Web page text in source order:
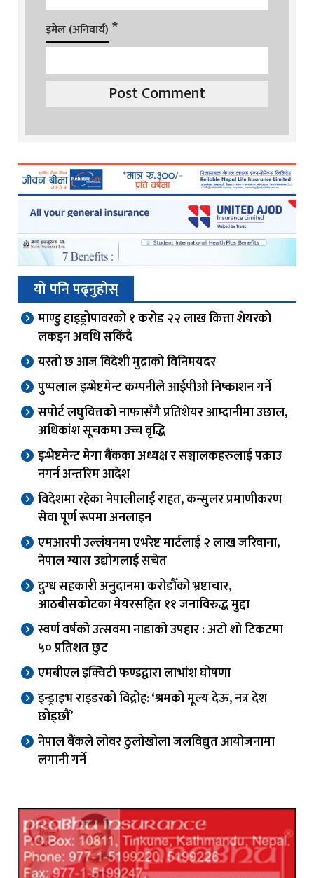
इमेल (अनिवार्य) *
यो पनि पढ्नुहोस्
माण्डु हाइड्रोपावरको १ करोड २२ लाख कित्ता शेयरको
लकइन अवधि सकिंदै
यस्तो छ आज विदेशी मुद्राको विनिमयदर
पुष्पलाल इन्भेष्टमेन्ट कम्पनीले आईपीओ निष्काशन गर्ने
सपोर्ट लघुवित्तको नाफासँगै प्रतिशेयर आम्दानीमा उछाल,
अधिकांश सूचकमा उच्च वृद्धि
इन्भेष्टमेन्ट मेगा बैंकका अध्यक्ष र सञ्चालकहरुलाई पक्राउ
नगर्न अन्तरिम आदेश
विदेशमा रहेका नेपालीलाई राहत, कन्सुलर प्रमाणीकरण
सेवा पूर्ण रूपमा अनलाइन
एमआरपी उल्लंघनमा एभरेष्ट मार्टलाई २ लाख जरिवाना,
नेपाल ग्यास उद्योगलाई सचेत
दुग्ध सहकारी अनुदानमा करोडौँको भ्रष्टाचार,
आठबीसकोटका मेयरसहित ११ जनाविरुद्ध मुद्दा
स्वर्ण वर्षको उत्सवमा नाडाको उपहार : अटो शो टिकटमा
५० प्रतिशत छुट
एमबीएल इक्विटी फण्डद्वारा लाभांश घोषणा
इन्ड्राइभ राइडरको विद्रोह: ‘श्रमको मूल्य देऊ, नत्र देश
छोड्छौं’
नेपाल बैंकले लोवर ठुलोखोला जलविद्युत आयोजनामा
लगानी गर्ने